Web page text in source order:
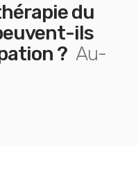
du
ils
? Au-